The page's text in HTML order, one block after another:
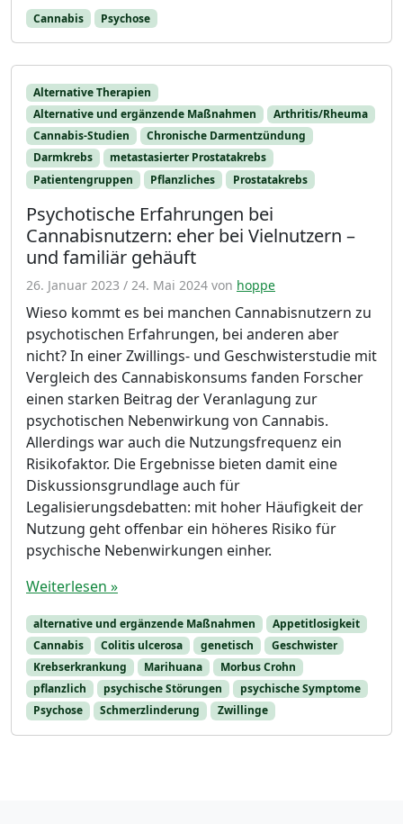
Cannabis Psychose
Alternative Therapien
Alternative und ergänzende Maßnahmen
Arthritis/Rheuma
Cannabis-Studien
Chronische Darmentzündung
Darmkrebs
metastasierter Prostatakrebs
Patientengruppen
Pflanzliches Prostatakrebs
Psychotische Erfahrungen bei
Cannabisnutzern: eher bei Vielnutzern –
und familiär gehäuft
26. Januar 2023 / 24. Mai 2024 von hoppe
Wieso kommt es bei manchen Cannabisnutzern zu
psychotischen Erfahrungen, bei anderen aber
nicht? In einer Zwillings- und Geschwisterstudie mit
Vergleich des Cannabiskonsums fanden Forscher
einen starken Beitrag der Veranlagung zur
psychotischen Nebenwirkung von Cannabis.
Allerdings war auch die Nutzungsfrequenz ein
Risikofaktor. Die Ergebnisse bieten damit eine
Diskussionsgrundlage auch für
Legalisierungsdebatten: mit hoher Häufigkeit der
Nutzung geht offenbar ein höheres Risiko für
psychische Nebenwirkungen einher.
Weiterlesen »
alternative und ergänzende Maßnahmen
Appetitlosigkeit
Cannabis
Colitis ulcerosa genetisch
Geschwister
Krebserkrankung
Marihuana
Morbus Crohn
pflanzlich
psychische Störungen
psychische Symptome
Psychose
Schmerzlinderung Zwillinge